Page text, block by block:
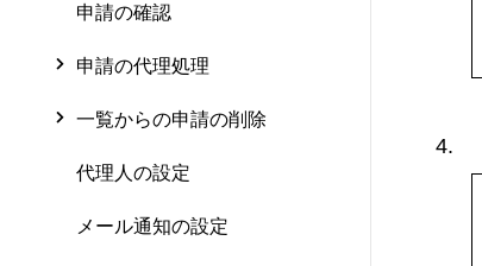
申請の確認
申請の代理処理
一覧からの申請の削除
代理人の設定
メール通知の設定